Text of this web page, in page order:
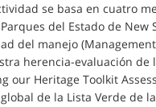
se basa en cuatro
del Estado de New
del manejo
herencia-evaluación
our Heritage Toolkit
de la Lista Verde de